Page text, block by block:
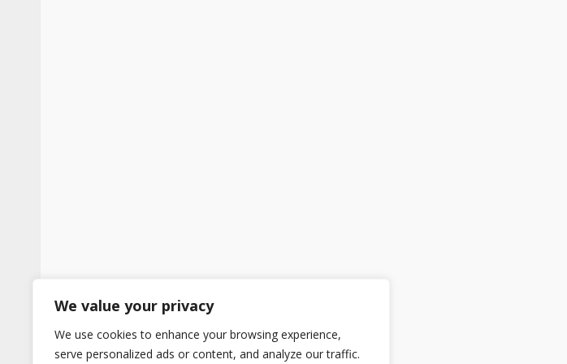
We value your privacy
We use cookies to enhance your browsing experience,
serve personalized ads or content, and analyze our traffic.